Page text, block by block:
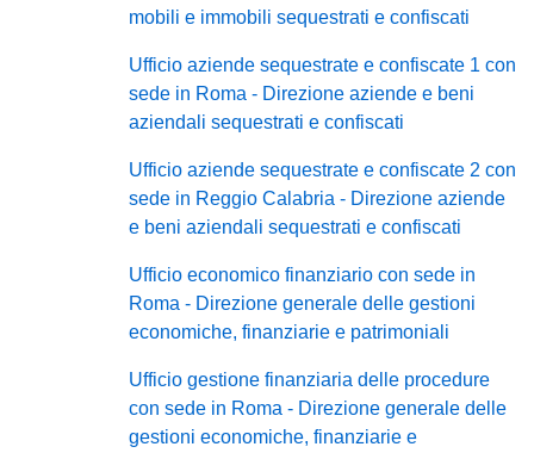
mobili e immobili sequestrati e confiscati
Ufficio aziende sequestrate e confiscate 1 con
sede in Roma - Direzione aziende e beni
aziendali sequestrati e confiscati
Ufficio aziende sequestrate e confiscate 2 con
sede in Reggio Calabria - Direzione aziende
e beni aziendali sequestrati e confiscati
Ufficio economico finanziario con sede in
Roma - Direzione generale delle gestioni
economiche, finanziarie e patrimoniali
Ufficio gestione finanziaria delle procedure
con sede in Roma - Direzione generale delle
gestioni economiche, finanziarie e